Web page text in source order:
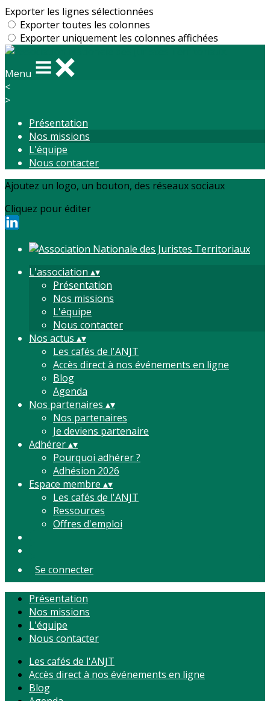
Exporter les lignes sélectionnées
Exporter toutes les colonnes
Exporter uniquement les colonnes affichées
Menu
<
>
Présentation
Nos missions
L'équipe
Nous contacter
Ajoutez un logo, un bouton, des réseaux sociaux
Cliquez pour éditer
L'association ▴▾
Présentation
Nos missions
L'équipe
Nous contacter
Nos actus ▴▾
Les cafés de l'ANJT
Accès direct à nos événements en ligne
Blog
Agenda
Nos partenaires ▴▾
Nos partenaires
Je deviens partenaire
Adhérer▴▾
Pourquoi adhérer ?
Adhésion 2026
Espace membre ▴▾
Les cafés de l'ANJT
Ressources
Offres d'emploi
Se connecter
Présentation
Nos missions
L'équipe
Nous contacter
Les cafés de l'ANJT
Accès direct à nos événements en ligne
Blog